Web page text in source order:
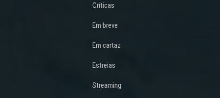
Críticas
Em breve
Em cartaz
Estreias
Streaming